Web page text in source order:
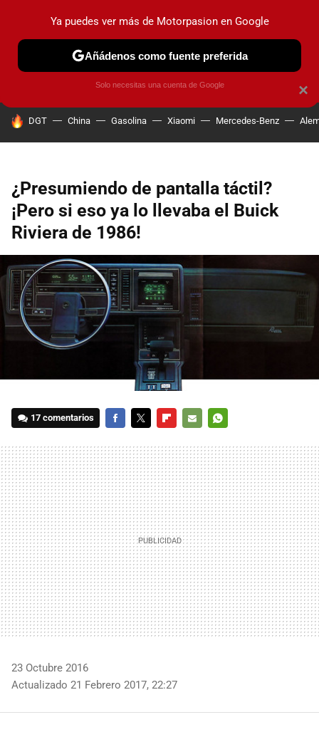
PRUEBAS COCHES ELÉCTRICOS OBSERVATORIO
HOY SE HABLA DE
DGT China Gasolina Xiaomi Mercedes-Benz
¿Presumiendo de pantalla táctil?
¡Pero si eso ya lo llevaba el Buick
Riviera de 1986!
17 comentarios
MAIL
23 Octubre 2016
Actualizado 21 Febrero 2017, 22:27
×
Ya puedes ver más de Motorpasion en Google
Añádenos como fuente preferida
Solo necesitas una cuenta de Google